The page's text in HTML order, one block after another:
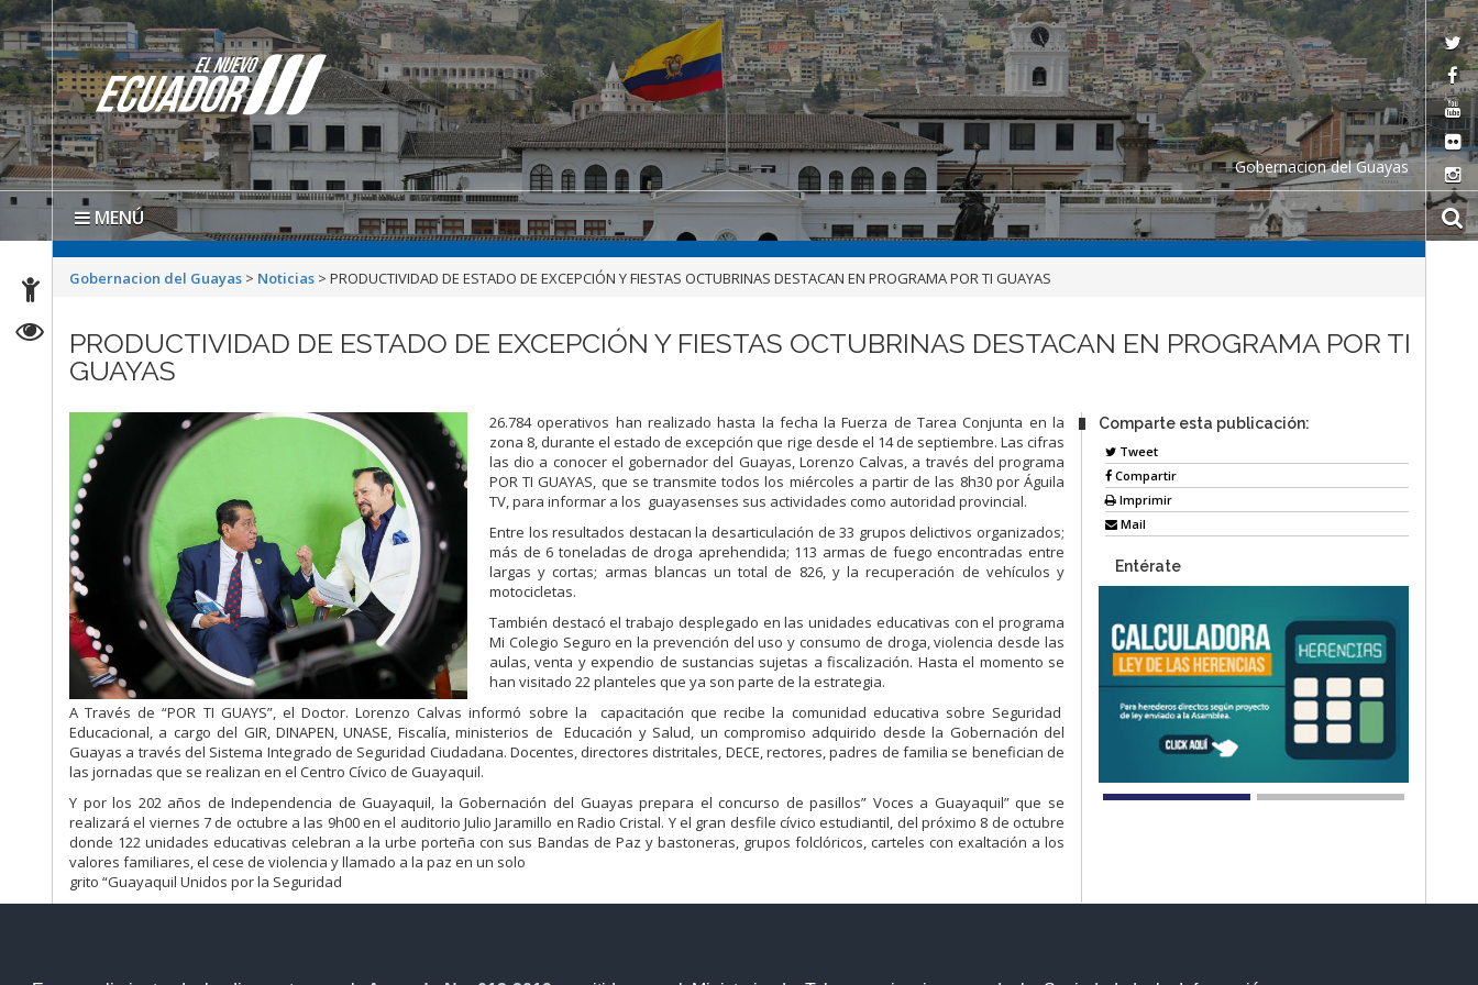
Gobernacion del Guayas
MENÚ
Gobernacion del Guayas > Noticias >PRODUCTIVIDAD DE ESTADO DE EXCEPCIÓN Y FIESTAS OCTUBRINAS DESTACAN EN PROGRAMA POR TI GUAYAS
PRODUCTIVIDAD DE ESTADO DE EXCEPCIÓN Y FIESTAS OCTUBRINAS DESTACAN EN PROGRAMA POR TI
GUAYAS
26.784 operativos han realizado hasta la fecha la Fuerza de Tarea Conjunta en la
zona 8, durante el estado de excepción que rige desde el 14 de septiembre. Las cifras
las dio a conocer el gobernador del Guayas, Lorenzo Calvas, a través del programa
POR TI GUAYAS, que se transmite todos los miércoles a partir de las 8h30 por Águila
TV, para informar a los guayasenses sus actividades como autoridad provincial.
Entre los resultados destacan la desarticulación de 33 grupos delictivos organizados;
más de 6 toneladas de droga aprehendida; 113 armas de fuego encontradas entre
largas y cortas; armas blancas un total de 826, y la recuperación de vehículos y
motocicletas.
También destacó el trabajo desplegado en las unidades educativas con el programa
Mi Colegio Seguro en la prevención del uso y consumo de droga, violencia desde las
aulas, venta y expendio de sustancias sujetas a fiscalización. Hasta el momento se
han visitado 22 planteles que ya son parte de la estrategia.
A Través de “POR TI GUAYS”, el Doctor. Lorenzo Calvas informó sobre la capacitación que recibe la comunidad educativa sobre Seguridad
Educacional, a cargo del GIR, DINAPEN, UNASE, Fiscalía, ministerios de Educación y Salud, un compromiso adquirido desde la Gobernación del
Guayas a través del Sistema Integrado de Seguridad Ciudadana. Docentes, directores distritales, DECE, rectores, padres de familia se benefician de
las jornadas que se realizan en el Centro Cívico de Guayaquil.
Y por los 202 años de Independencia de Guayaquil, la Gobernación del Guayas prepara el concurso de pasillos” Voces a Guayaquil” que se
realizará el viernes 7 de octubre a las 9h00 en el auditorio Julio Jaramillo en Radio Cristal. Y el gran desfile cívico estudiantil, del próximo 8 de octubre
donde 122 unidades educativas celebran a la urbe porteña con sus Bandas de Paz y bastoneras, grupos folclóricos, carteles con exaltación a los
valores familiares, el cese de violencia y llamado a la paz en un solo
grito “Guayaquil Unidos por la Seguridad
Comparte esta publicación:
Tweet
Compartir
Imprimir
Mail
Entérate